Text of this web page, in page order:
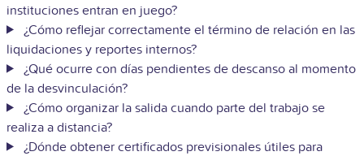
instituciones entran en juego?
¿Cómo reflejar correctamente el término de relación en las
liquidaciones y reportes internos?
¿Qué ocurre con días pendientes de descanso al momento
de la desvinculación?
¿Cómo organizar la salida cuando parte del trabajo se
realiza a distancia?
¿Dónde obtener certificados previsionales útiles para